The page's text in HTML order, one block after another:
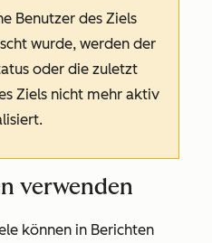
Benutzer des Ziels
wurde, werden der
oder die zuletzt
Ziels nicht mehr aktiv
verwenden
können in Berichten